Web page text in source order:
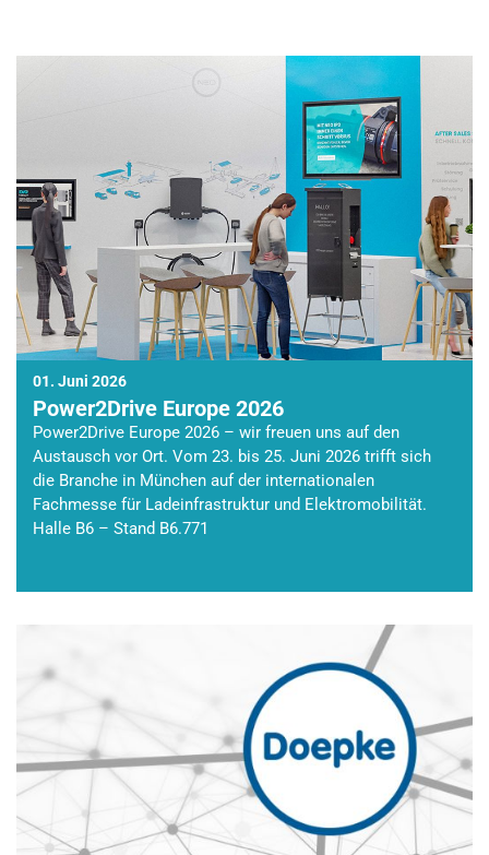
01. Juni 2026
Power2Drive Europe 2026
Power2Drive Europe 2026 – wir freuen uns auf den
Austausch vor Ort. Vom 23. bis 25. Juni 2026 trifft sich
die Branche in München auf der internationalen
Fachmesse für Ladeinfrastruktur und Elektromobilität.
Halle B6 – Stand B6.771